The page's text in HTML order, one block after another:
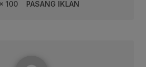
100 PASANG IKLAN